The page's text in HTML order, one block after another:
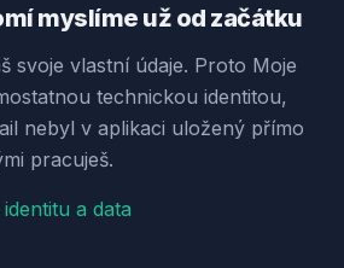
myslíme už od začátku
svoje vlastní údaje. Proto Moje
technickou identitou,
nebyl v aplikaci uložený přímo
pracuješ.
a data